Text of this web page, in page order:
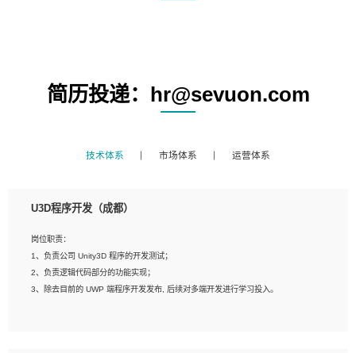
简历投递：hr@sevuon.com
技术体系 市场体系 运营体系
U3D程序开发（成都）
岗位职责：
1、负责公司 Unity3D 程序的开发测试；
2、负责逻辑代码部分的功能实现；
3、除去目前的 UWP 端程序开发发布, 后续对多端开发进行学习投入。